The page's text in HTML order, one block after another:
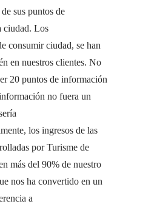
sus puntos de
ciudad. Los
consumir ciudad, se han
en nuestros clientes. No
20 puntos de información
no fuera un
los ingresos de las
por Turisme de
más del 90% de nuestro
nos ha convertido en un
a